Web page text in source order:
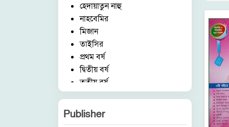
হেদায়াতুন নাহু
নাহবেমির
মিজান
তাইসির
প্রথম বর্ষ
দ্বিতীয় বর্ষ
তৃতীয় বর্ষ
চতুর্থ বর্ষ
পঞ্চম বর্ষ
হিফয
Publisher